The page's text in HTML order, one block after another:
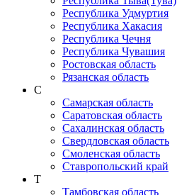
Республика Удмуртия
Республика Хакасия
Республика Чечня
Республика Чувашия
Ростовская область
Рязанская область
С
Самарская область
Саратовская область
Сахалинская область
Свердловская область
Смоленская область
Ставропольский край
Т
Тамбовская область